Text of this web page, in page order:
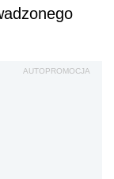
AUTOPROMOCJA